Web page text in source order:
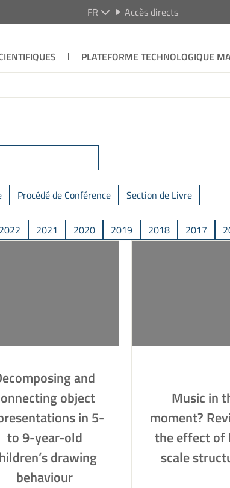
FR Accès directs
PLATEFORME TECHNOLOGIQUE
Procédé de Conférence
Section de Livre
2022 2021 2020 2019 2018 2017
and
object
in 5-
to 9-year-old
drawing
behaviour
Music in
moment?
the effect of
scale